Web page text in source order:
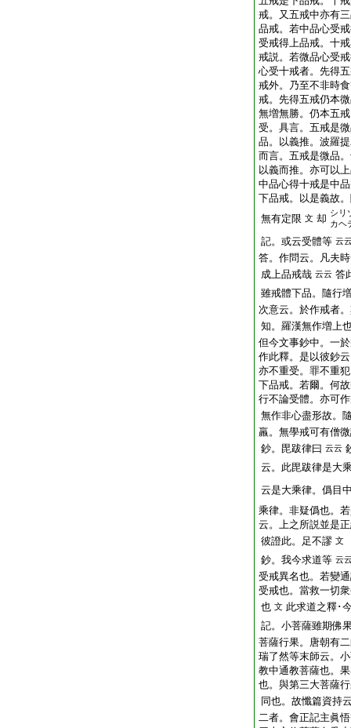
戒。又五戒中亦有
品戒。若中品心受
受戒得上品戒。十
戒説。若微品心受
心受十戒者。先得
戒外。乃至不非時
戒。先得五戒仍本
無増無勝。仍本五
受。具言。五戒是
品。以義推。波羅
而言。五戒是微品
以義而推。亦可以
中品心得十戒是中
下品戒。以是義故
無有定限 文 却 シリ
カヘ
記。或云受體等 云
答。作問云。凡夫
成上品戒哉 云云 答
雖戒體下品。隨行
次意云。於作戒者
知。羅漢無作増上
但今文事鈔中。一
作此釋。是以彼鈔
亦不重受。罪不重
下品戒。若爾。何
行不論受體。亦可
無作非心盡形故。
羸。無學戒可有僧
鈔。毘跋律曰 云云
云。此毘跋律是大
云是大乘律。僞目
乘律。非疑僞也。
云。上之所説並是
彼證此。足不謬 文
鈔。我今求道等 云
受戒異名也。若變
受戒也。當救一切
也 文 此求道之釋･
記。小菩薩雖期佛
菩薩行果。唐朝有
瑞了然等末師云。
教中通教菩薩也。
也。與第三大菩薩
同也。故懺篇資持
二者。會正記主眞